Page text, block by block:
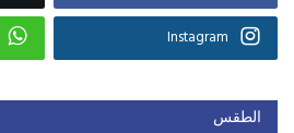
Instagram
الطقس